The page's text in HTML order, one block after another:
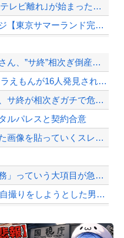
👴"テレビ大好き"高齢者の｢テレビ離れ｣が始まった…10代後半～20代の約7割...
【実況・感想】THE鬼タイジ【東京サマーランド完全占拠】VIVANT超大物俳優＆...
【動画】舞空術を使う都知事？！いきなり空を飛び出すｗｗｗｗ
ひろゆき「出馬する気ないから話さなかった」妻「それでも不誠実だろ」→離婚協議へｗ...
【画像】移民についての日本人の本音、だいたいこれｗｗｗｗ
【緊急速報】NYで警官が黒人男性の首を絞め、暴動第二波不可避へ
Powered by livedoor 相互RSS
【悲報】スマホゲーム会社さん、”サ終”相次ぎ倒産しまくってる模様
【驚愕】インドネシア、[ドラえもんが16人発見されるｗｗｗｗｗｗｗｗｗ
【悲報】スマホゲーム業界、サ終が相次ぎガチで危機的な状況に…その理由がこちら
ルパレスと契約合意
【腹筋崩壊】見た瞬間吹いた画像を貼っていくスレｗｗｗｗ
今日から業務報告書の「庶務」っていう大項目が急に廃止されたんだけど意味不明すぎる
【動画】DJI Neo2で釣りの自撮りをしようとした男の悲劇（ノ∇`）
れたゾ」